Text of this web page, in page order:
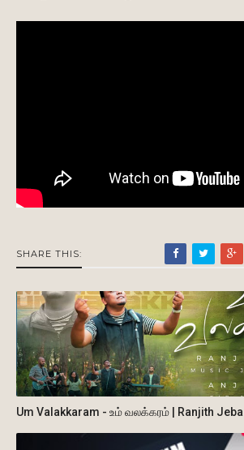
SHARE THIS:
Um Valakkaram - உம் வலக்கரம் | Ranjith Jeba